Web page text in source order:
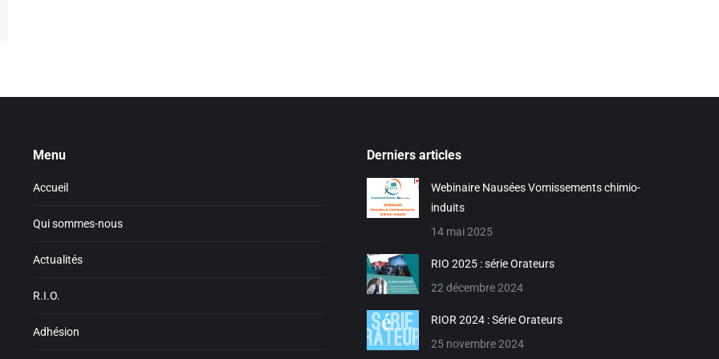
Menu
Accueil
Qui sommes-nous
Actualités
R.I.O.
Adhésion
Derniers articles
Webinaire Nausées Vomissements chimio-
induits
14 mai 2025
RIO 2025 : série Orateurs
22 décembre 2024
RIOR 2024 : Série Orateurs
25 novembre 2024